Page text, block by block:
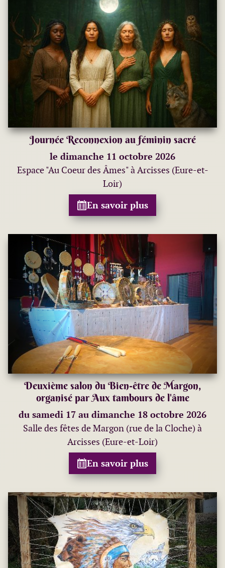
Journée Reconnexion au féminin sacré
le dimanche 11 octobre 2026
Espace "Au Coeur des Âmes" à Arcisses (Eure-et-
Loir)
En savoir plus
Deuxième salon du Bien-être de Margon,
organisé par Aux tambours de l'âme
du samedi 17 au dimanche 18 octobre 2026
Salle des fêtes de Margon (rue de la Cloche) à
Arcisses (Eure-et-Loir)
En savoir plus